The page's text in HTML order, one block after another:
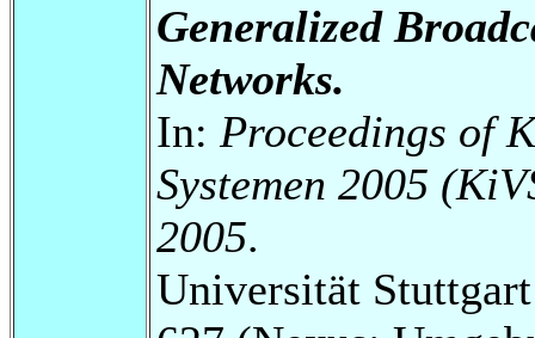
Generalized
Networks.
In: Proceedings of
Systemen 2005
2005.
Universität